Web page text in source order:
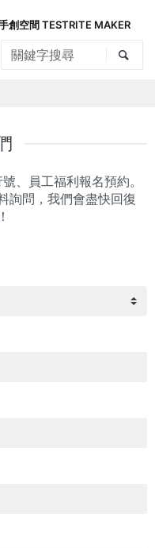
創空間 TESTRITE MAKER
、員工福利報名預約。
詢問，我們會盡快回復